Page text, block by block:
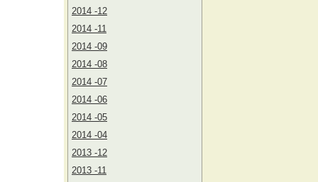
2014 -12
2014 -11
2014 -09
2014 -08
2014 -07
2014 -06
2014 -05
2014 -04
2013 -12
2013 -11